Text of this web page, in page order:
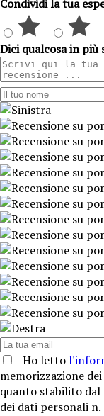
Condividi la tua
Dici qualcosa in più
Ho letto
memorizzazione
quanto stabilito
dei dati personali n.